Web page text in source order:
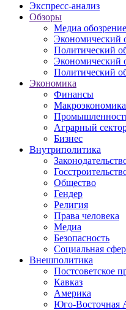
Экспресс-анализ
Обзоры
Медиа обозрение
Экономический
Политический
Экономический
Политический
Экономика
Финансы
Макроэкономика
Аграрный
Бизнес
Внутриполитика
Общество
Гендер
Религия
Права человека
Медиа
Безопасность
Социальная
Внешполитика
Постсоветское
Кавказ
Америка
Юго-Восточная